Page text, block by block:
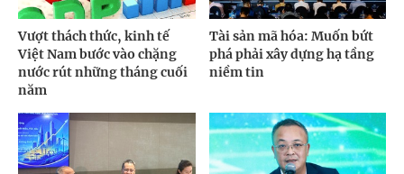
Vượt thách thức, kinh tế
Việt Nam bước vào chặng
nước rút những tháng cuối
năm
Tài sản mã hóa: Muốn bứt
phá phải xây dựng hạ tầng
niềm tin